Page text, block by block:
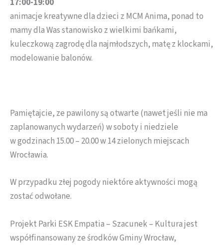
17:00-19:00
animacje kreatywne dla dzieci z MCM Anima, ponad to
mamy dla Was stanowisko z wielkimi bańkami,
kuleczkową zagrodę dla najmłodszych, matę z klockami,
modelowanie balonów.
Pamiętajcie, ze pawilony są otwarte (nawet jeśli nie ma
zaplanowanych wydarzeń) w soboty i niedziele
w godzinach 15.00 – 20.00 w 14 zielonych miejscach
Wrocławia.
W przypadku złej pogody niektóre aktywności mogą
zostać odwołane.
Projekt Parki ESK Empatia – Szacunek – Kultura jest
współfinansowany ze środków Gminy Wrocław,